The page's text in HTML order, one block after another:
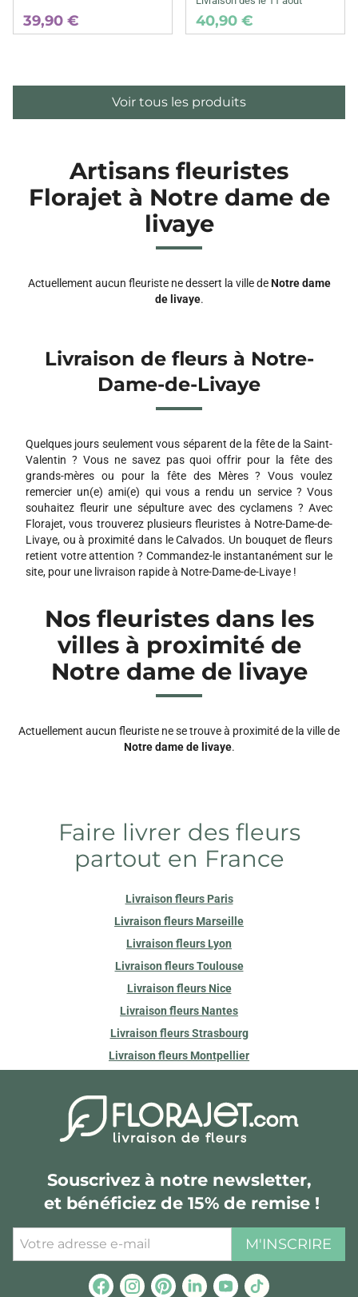
39,90 € 40,90 €
Voir tous les produits
Artisans fleuristes
Florajet à Notre dame de
livaye
Actuellement aucun fleuriste ne dessert la ville deNotre dame
de livaye.
Livraison de fleurs à Notre-
Dame-de-Livaye
Quelques jours seulement vous séparent de la fête de la Saint-
Valentin ? Vous ne savez pas quoi offrir pour la fête des
grands-mères ou pour la fête des Mères ? Vous voulez
remercier un(e) ami(e) qui vous a rendu un service ? Vous
souhaitez fleurir une sépulture avec des cyclamens ? Avec
Florajet, vous trouverez plusieurs fleuristes à Notre-Dame-de-
Livaye, ou à proximité dans le Calvados. Un bouquet de fleurs
retient votre attention ? Commandez-le instantanément sur le
site, pour une livraison rapide à Notre-Dame-de-Livaye !
Nos fleuristes dans les
villes à proximité de
Notre dame de livaye
Actuellement aucun fleuriste ne se trouve à proximité de la ville de
Notre dame de livaye.
Faire livrer des fleurs
partout en France
Livraison fleurs Paris
Livraison fleurs Marseille
Livraison fleurs Lyon
Livraison fleurs Toulouse
Livraison fleurs Nice
Livraison fleurs Nantes
Livraison fleurs Strasbourg
Livraison fleurs Montpellier
Souscrivez à notre newsletter,
et bénéficiez de 15% de remise !
M'INSCRIRE